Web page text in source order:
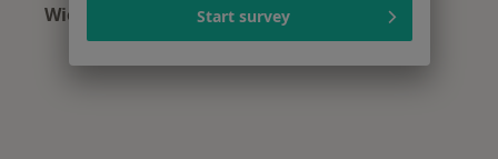
Więcej (15)
Więcej w kategorii: Najczęście leczone
Start survey